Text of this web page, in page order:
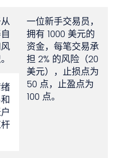
一位新手交易员，
拥有 1000 美元的
资金，每笔交易承
担 2% 的风险（20
美元），止损点为
50 点，止盈点为
100 点。